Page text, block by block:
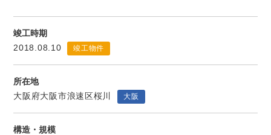
竣工時期
2018.08.10
竣工物件
所在地
大阪府大阪市浪速区桜川
大阪
構造・規模